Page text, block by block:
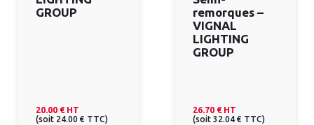
GROUP
20.00 € HT
(soit 24.00 € TTC)
remorques –
VIGNAL
LIGHTING
GROUP
26.70 € HT
(soit 32.04 € TTC)